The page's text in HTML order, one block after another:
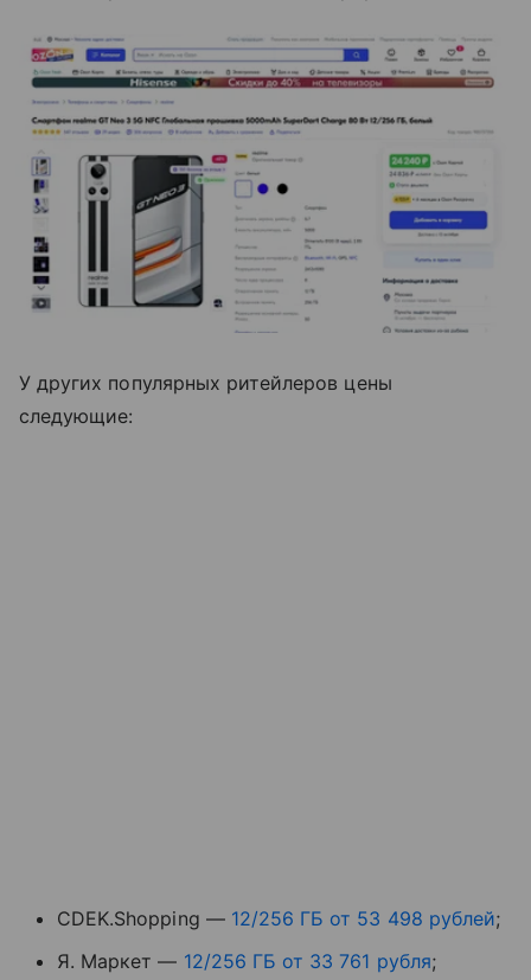
У других популярных ритейлеров цены
следующие:
CDEK.Shopping — 12/256 ГБ от 53 498 рублей;
Я. Маркет — 12/256 ГБ от 33 761 рубля;